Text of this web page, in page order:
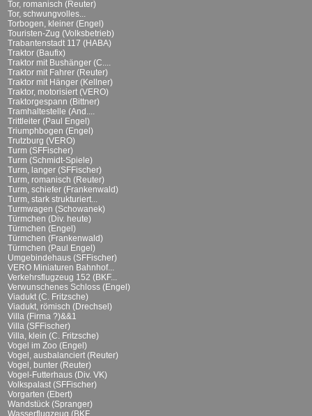
Tor, romanisch (Reuter)
Tor, schwungvolles...
Torbogen, kleiner (Engel)
Touristen-Zug (Volksbetrieb)
Trabantenstadt 117 (HABA)
Traktor (Baufix)
Traktor mit Bushänger (C....
Traktor mit Fahrer (Reuter)
Traktor mit Hänger (Kellner)
Traktor, motorisiert (VERO)
Traktorgespann (Bittner)
Tramhaltestelle (And....
Trittleiter (Paul Engel)
Triumphbogen (Engel)
Trutzburg (VERO)
Turm (SFFischer)
Turm (Schmidt-Spiele)
Turm, langer (SFFischer)
Turm, romanisch (Reuter)
Turm, schiefer (Frankenwald)
Turm, stark strukturiert...
Turmwagen (Schowanek)
Türmchen (Div. heute)
Türmchen (Engel)
Türmchen (Frankenwald)
Türmchen (Paul Engel)
Umgebindehaus (SFFischer)
VERO Miniaturen Bahnhof...
Verkehrsflugzeug 152 (BKF...
Verwunschenes Schloss (Engel)
Viadukt (C. Fritzsche)
Viadukt, römisch (Drechsel)
Villa (Firma ?)&&1
Villa (SFFischer)
Villa, klein (C. Fritzsche)
Vogel im Zoo (Engel)
Vogel, ausbalanciert (Reuter)
Vogel, bunter (Reuter)
Vogel-Futterhaus (Div. VK)
Volkspalast (SFFischer)
Vorgarten (Ebert)
Wandstück (Spranger)
Wasserflugzeug (BKF